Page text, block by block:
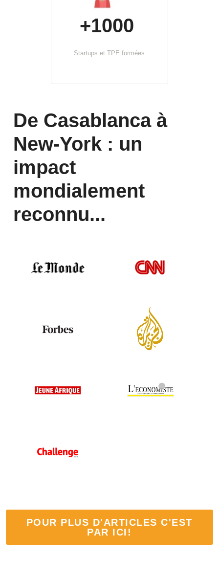
+1000
Startups et TPE formées
De Casablanca à
New-York : un
impact
mondialement
reconnu...
POUR PLUS D'ARTICLES C'EST
PAR ICI!